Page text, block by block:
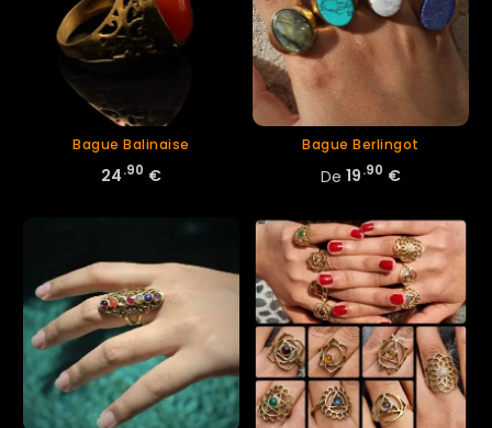
Bague Balinaise
24.90 €
Bague Berlingot
De 19.90 €